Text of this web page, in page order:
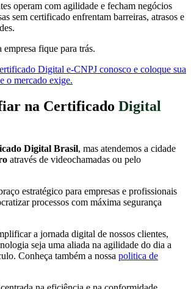
operam com agilidade e fecham negócios
sem certificado enfrentam barreiras, atrasos e
fique para trás.
Digital e-CNPJ conosco e coloque sua
o mercado exige.
na Certificado Digital
Digital Brasil, mas atendemos a cidade
através de videochamadas ou pelo
estratégico para empresas e profissionais
processos com máxima segurança
a jornada digital de nossos clientes,
seja uma aliada na agilidade do dia a
Conheça também a nossa politica de